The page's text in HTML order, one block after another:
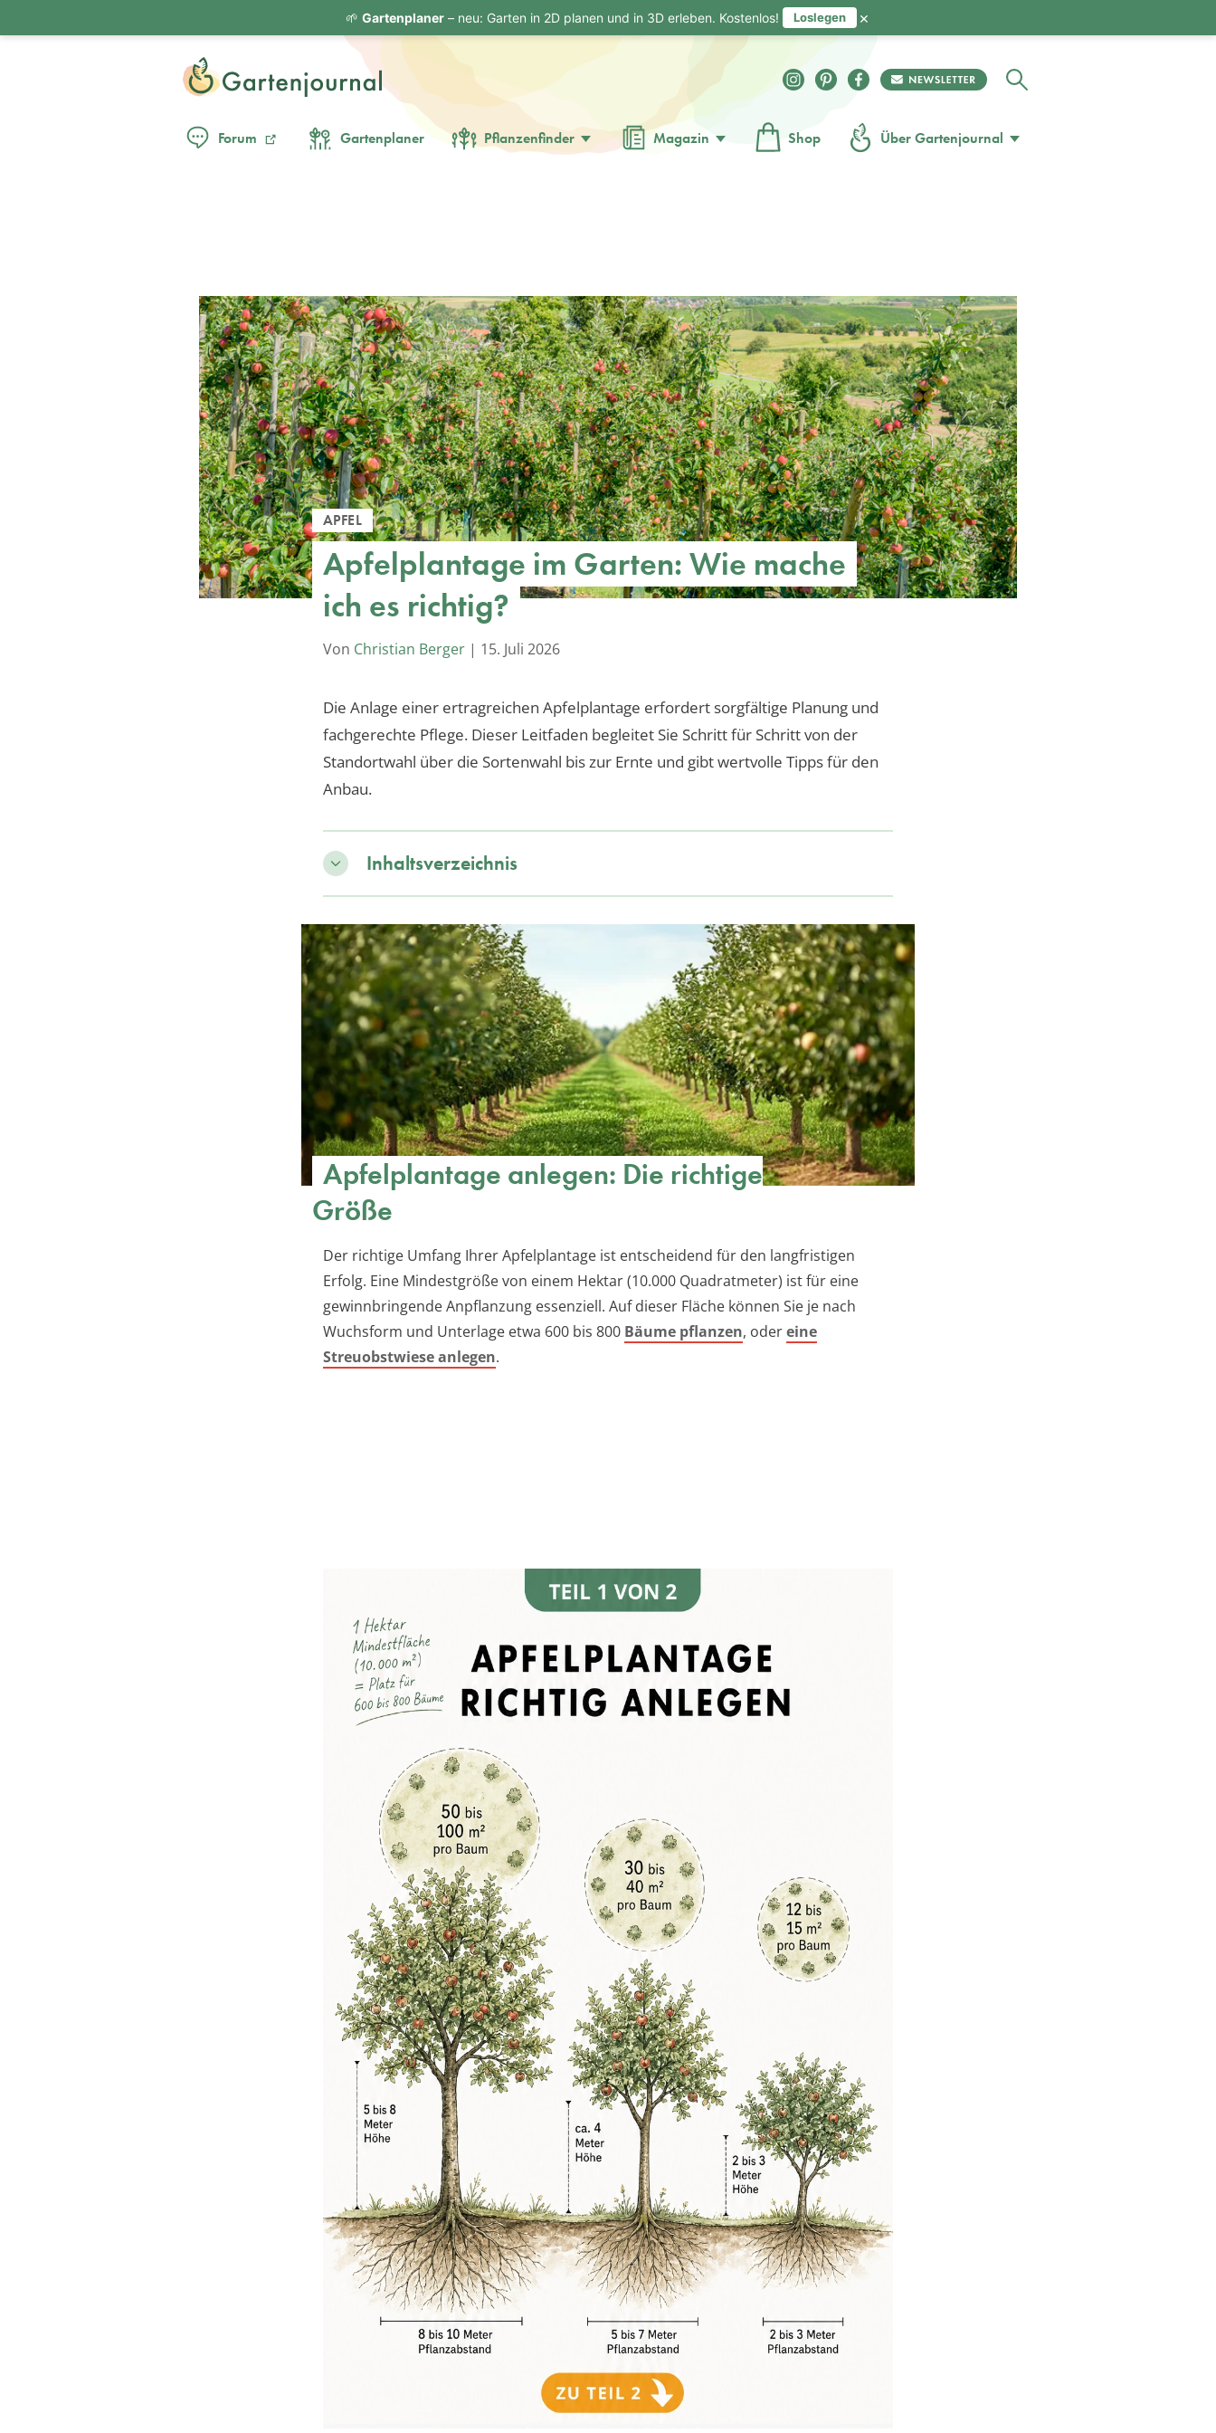
Forum Gartenplaner Pflanzenfinder Magazin Shop Über Gartenjournal
APFEL
Apfelplantage im Garten: Wie mache
ich es richtig?
Von Christian Berger | 15. Juli 2026
Die Anlage einer ertragreichen Apfelplantage erfordert sorgfältige Planung und
fachgerechte Pflege. Dieser Leitfaden begleitet Sie Schritt für Schritt von der
Standortwahl über die Sortenwahl bis zur Ernte und gibt wertvolle Tipps für den
Anbau.
Inhaltsverzeichnis
Apfelplantage anlegen: Die richtige
Größe
Der richtige Umfang Ihrer Apfelplantage ist entscheidend für den langfristigen
Erfolg. Eine Mindestgröße von einem Hektar (10.000 Quadratmeter) ist für eine
gewinnbringende Anpflanzung essenziell. Auf dieser Fläche können Sie je nach
Wuchsform und Unterlage etwa 600 bis 800 Bäume pflanzen, odereine
Streuobstwiese anlegen.
🌱 Gartenplaner– neu: Garten in 2D planen und in 3D erleben. Kostenlos! Loslegen ×